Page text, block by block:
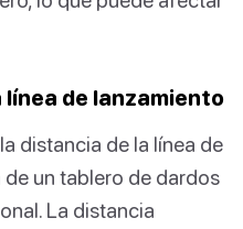
de lanzamiento
distancia de la línea de
un tablero de dardos
La distancia